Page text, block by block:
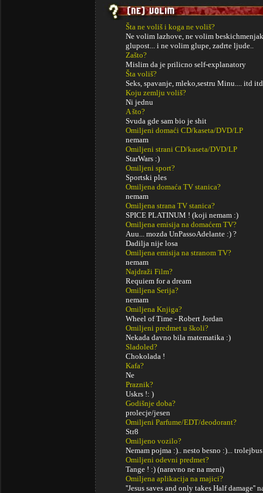
Šta ne voliš i koga ne voliš?
Ne volim lazhove, ne volim
glupost... i ne volim glupe, zadrte ljude..
Zašto?
Mislim da je prilicno self-explanatory
Šta voliš?
Seks, spavanje, mleko,sestru Minu.... itd
Koju zemlju voliš?
Ni jednu
A što?
Svuda gde sam bio je shit
Omiljeni domaći CD/kaseta/DVD/LP
nemam
Omiljeni strani CD/kaseta/DVD/LP
StarWars :)
Omiljeni sport?
Sportski ples
Omiljena domaća TV stanica?
nemam
Omiljena strana TV stanica?
SPICE PLATINUM ! (koji nemam :)
Omiljena emisija na domaćem TV?
Auu... mozda UnPassoAdelante :) ?
Dadilja nije losa
Omiljena emisija na stranom TV?
nemam
Najdraži Film?
Requiem for a dream
Omiljena Serija?
nemam
Omiljena Knjiga?
Wheel of Time - Robert Jordan
Omiljeni predmet u školi?
Nekada davno bila matematika :)
Sladoled?
Chokolada !
Kafa?
Ne
Praznik?
Uskrs !: )
Godišnje doba?
prolecje/jesen
Omiljeni Parfume/EDT/deodorant?
Str8
Omiljeno vozilo?
Nemam pojma :).. nesto besno :)...
Omiljeni odevni predmet?
Tange ! :) (naravno ne na meni)
Omiljena aplikacija na majici?
''Jesus saves and only takes Half damage''